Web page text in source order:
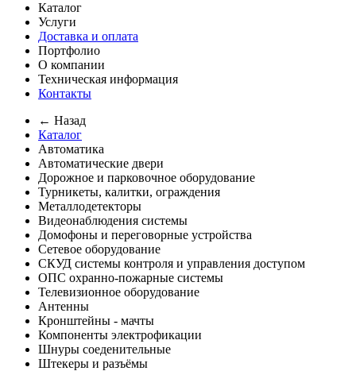
Каталог
Услуги
Доставка и оплата
Портфолио
О компании
Техническая информация
Контакты
← Назад
Каталог
Автоматика
Автоматические двери
Дорожное и парковочное оборудование
Турникеты, калитки, ограждения
Металлодетекторы
Видеонаблюдения cистемы
Домофоны и переговорные устройства
Сетевое оборудование
СКУД системы контроля и управления доступом
ОПС охранно-пожарные системы
Телевизионное оборудование
Антенны
Кронштейны - мачты
Компоненты электрофикации
Шнуры соеденительные
Штекеры и разъёмы